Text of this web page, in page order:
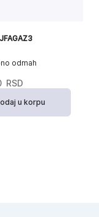
odmah
RSD
u korpu